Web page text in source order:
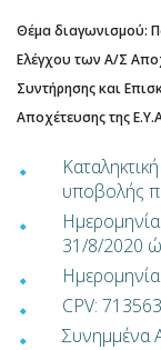
Θέμα διαγωνισμού:
Ελέγχου των Α/Σ
Συντήρησης και
Αποχέτευσης της
υποβολής
31/8/2020
CPV:
Συνημμένα